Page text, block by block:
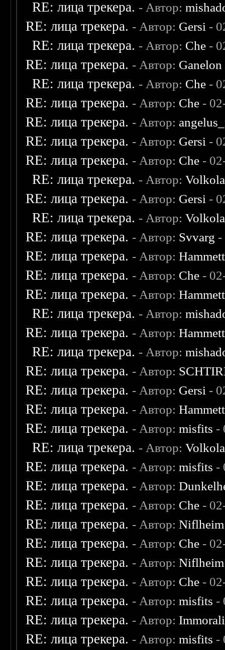
RE: лица трекера. - Автор:
RE: лица трекера. - Автор: Gersi -
RE: лица трекера. - Автор: Che -
RE: лица трекера. - Автор: Ganelon
RE: лица трекера. - Автор: Che -
RE: лица трекера. - Автор: Che -
RE: лица трекера. - Автор:
RE: лица трекера. - Автор: Gersi -
RE: лица трекера. - Автор: Che -
RE: лица трекера. - Автор:
RE: лица трекера. - Автор: Gersi -
RE: лица трекера. - Автор:
RE: лица трекера. - Автор: Svvarg -
RE: лица трекера. - Автор:Hammett
RE: лица трекера. - Автор: Che -
RE: лица трекера. - Автор:Hammett
RE: лица трекера. - Автор:
RE: лица трекера. - Автор:Hammett
RE: лица трекера. - Автор:
RE: лица трекера. - Автор:
RE: лица трекера. - Автор: Gersi -
RE: лица трекера. - Автор:Hammett
RE: лица трекера. - Автор:misfits -
RE: лица трекера. - Автор:
RE: лица трекера. - Автор:misfits -
RE: лица трекера. - Автор:
RE: лица трекера. - Автор: Che -
RE: лица трекера. - Автор:Niflheim
RE: лица трекера. - Автор: Che -
RE: лица трекера. - Автор:Niflheim
RE: лица трекера. - Автор: Che -
RE: лица трекера. - Автор:misfits -
RE: лица трекера. - Автор:
RE: лица трекера. - Автор:misfits -